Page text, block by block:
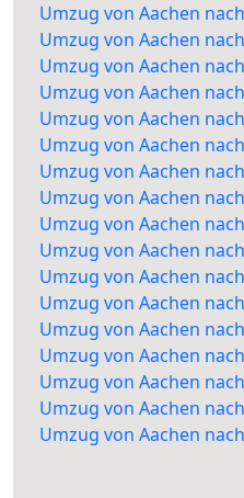
Umzug von Aachen
Umzug von Aachen
Umzug von Aachen
Umzug von Aachen
Umzug von Aachen
Umzug von Aachen
Umzug von Aachen
Umzug von Aachen
Umzug von Aachen
Umzug von Aachen
Umzug von Aachen
Umzug von Aachen
Umzug von Aachen
Umzug von Aachen
Umzug von Aachen
Umzug von Aachen
Umzug von Aachen